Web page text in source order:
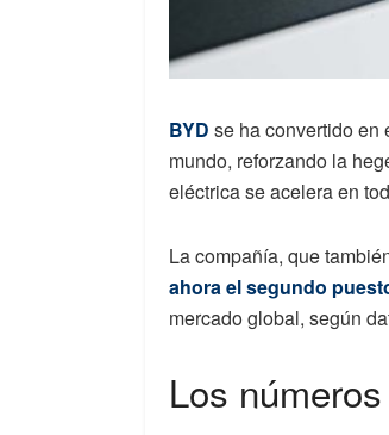
BYD se ha convertido en
mundo, reforzando la
eléctrica se acelera en
La compañía, que
ahora el segundo
mercado global, según
Los